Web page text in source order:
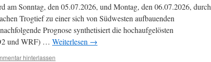
am Sonntag, den 05.07.2026, und Montag, den 06.07.2026, durch
Trogtief zu einer sich von Südwesten aufbauenden
Prognose synthetisiert die hochaufgelösten
und WRF) … Weiterlesen →
hinterlassen